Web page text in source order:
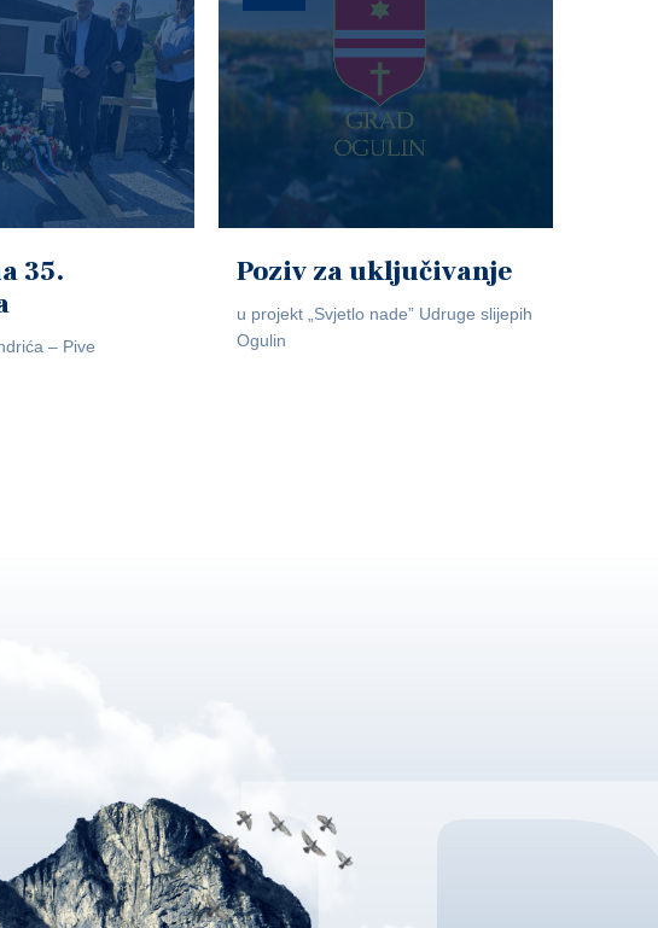
35.
– Pive
Poziv za uključivanje
u projekt „Svjetlo nade” Udruge slijepih
Ogulin